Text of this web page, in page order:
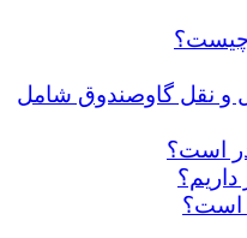
و نقل گاوصندوق شامل
است؟
داریم؟
است؟